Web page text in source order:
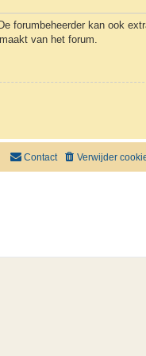
forumbeheerder kan ook
van het forum.
Verwijder
Contact